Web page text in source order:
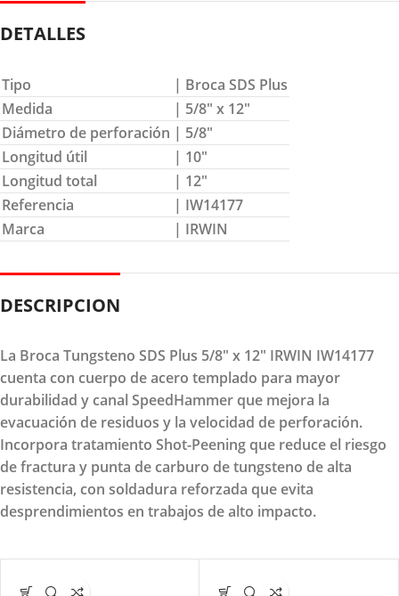
DETALLES
Tipo
| Broca SDS Plus
Medida
| 5/8″ x 12″
Diámetro de perforación | 5/8″
Longitud útil
| 10″
Longitud total
| 12″
Referencia
| IW14177
Marca
| IRWIN
DESCRIPCION
La Broca Tungsteno SDS Plus 5/8″ x 12″ IRWIN IW14177
cuenta con cuerpo de acero templado para mayor
durabilidad y canal SpeedHammer que mejora la
evacuación de residuos y la velocidad de perforación.
Incorpora tratamiento Shot-Peening que reduce el riesgo
de fractura y punta de carburo de tungsteno de alta
resistencia, con soldadura reforzada que evita
desprendimientos en trabajos de alto impacto.